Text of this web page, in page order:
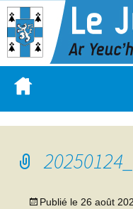
Publié le 26 août